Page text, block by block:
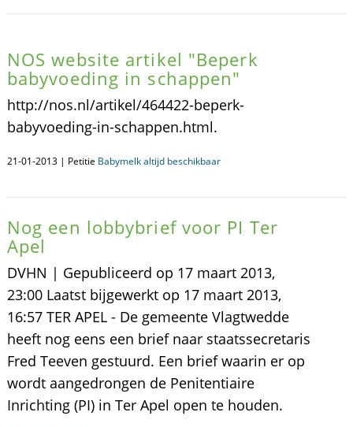
NOS website artikel "Beperk
babyvoeding in schappen"
http://nos.nl/artikel/464422-beperk-
babyvoeding-in-schappen.html.
21-01-2013 | Petitie Babymelk altijd beschikbaar
Nog een lobbybrief voor PI Ter
Apel
DVHN | Gepubliceerd op 17 maart 2013,
23:00 Laatst bijgewerkt op 17 maart 2013,
16:57 TER APEL - De gemeente Vlagtwedde
heeft nog eens een brief naar staatssecretaris
Fred Teeven gestuurd. Een brief waarin er op
wordt aangedrongen de Penitentiaire
Inrichting (PI) in Ter Apel open te houden.